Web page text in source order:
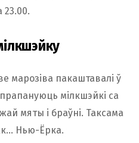
23.00.
марозіва пакаштавалі ў
мілкшэйкі са
мяты і браўні. Таксама
Нью-Ёрка.